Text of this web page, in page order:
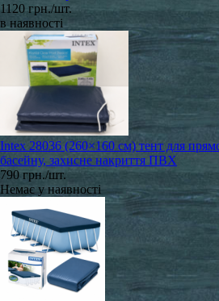
1120 грн./шт.
в наявності
Intex 28036 (260×160 см) тент для
басейну, захисне накриття ПВХ
790 грн./шт.
Немає у наявності